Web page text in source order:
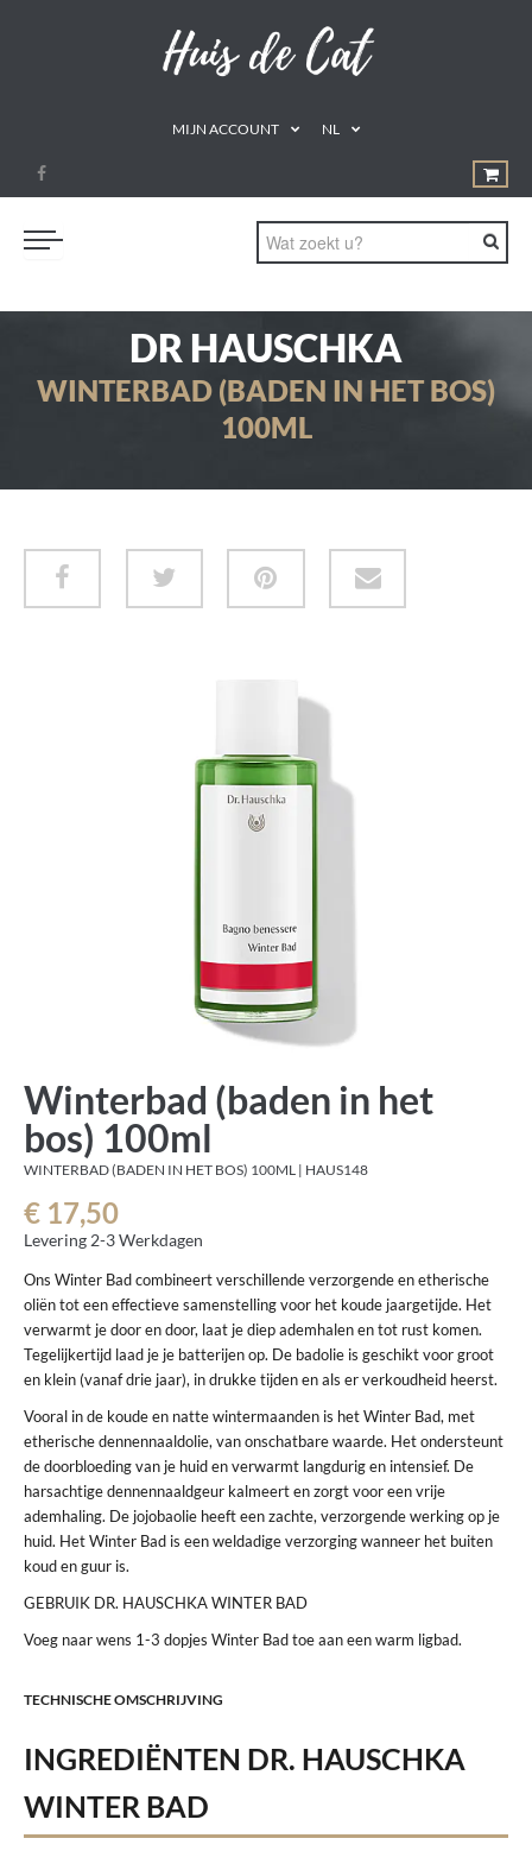
MIJN ACCOUNT NL
GEZOND ETEN
DRINKEN
SUPPLEMENTEN
HUID & LICHAAM
CADEAUBON
DR HAUSCHKA
WINTERBAD (BADEN IN HET BOS)
100ML
Winterbad (baden in het
bos) 100ml
WINTERBAD (BADEN IN HET BOS) 100ML | HAUS148
€ 17,50
Levering 2-3 Werkdagen
Ons Winter Bad combineert verschillende verzorgende en etherische
oliën tot een effectieve samenstelling voor het koude jaargetijde. Het
verwarmt je door en door, laat je diep ademhalen en tot rust komen.
Tegelijkertijd laad je je batterijen op. De badolie is geschikt voor groot
en klein (vanaf drie jaar), in drukke tijden en als er verkoudheid heerst.
Vooral in de koude en natte wintermaanden is het Winter Bad, met
etherische dennennaaldolie, van onschatbare waarde. Het ondersteunt
de doorbloeding van je huid en verwarmt langdurig en intensief. De
harsachtige dennennaaldgeur kalmeert en zorgt voor een vrije
ademhaling. De jojobaolie heeft een zachte, verzorgende werking op je
huid. Het Winter Bad is een weldadige verzorging wanneer het buiten
koud en guur is.
GEBRUIK DR. HAUSCHKA WINTER BAD
Voeg naar wens 1-3 dopjes Winter Bad toe aan een warm ligbad.
TECHNISCHE OMSCHRIJVING
INGREDIËNTEN DR. HAUSCHKA
WINTER BAD